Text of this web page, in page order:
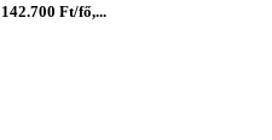
142.700 Ft/fő,...